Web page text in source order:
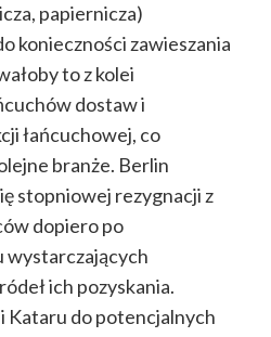
papiernicza)
konieczności zawieszania
to z kolei
dostaw i
łańcuchowej, co
branże. Berlin
stopniowej rezygnacji z
dopiero po
wystarczających
ich pozyskania.
Kataru do potencjalnych